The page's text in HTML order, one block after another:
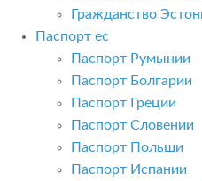
Гражданство
Паспорт ес
Паспорт Румынии
Паспорт Болгарии
Паспорт Греции
Паспорт Словении
Паспорт Польши
Паспорт Испании